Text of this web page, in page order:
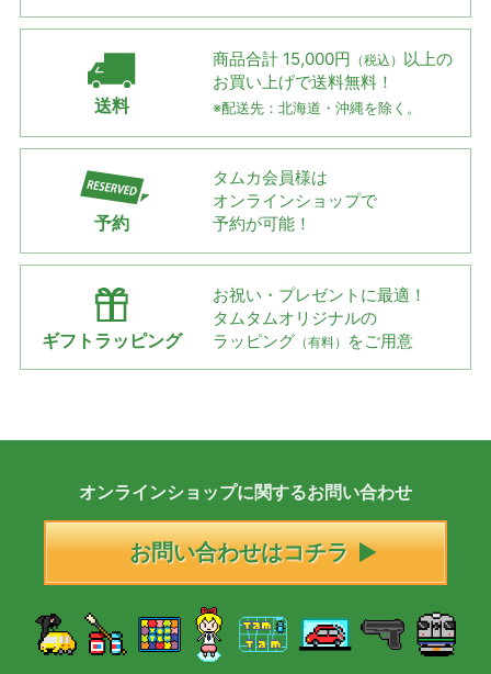
送料
商品合計 15,000円 （税込） 以上の
お買い上げで送料無料！
※配送先：北海道・沖縄を除く。
予約
タムカ会員様は
オンラインショップで
予約が可能！
ギフトラッピング
お祝い・プレゼントに最適！
タムタムオリジナルの
ラッピング （有料） をご用意
オンラインショップに関するお問い合わせ
お問い合わせはコチラ